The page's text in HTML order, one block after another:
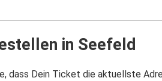
in Seefeld
dass Dein Ticket die aktuellste